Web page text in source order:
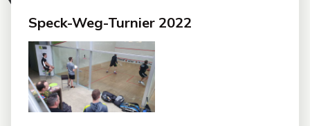
Speck-Weg-Turnier 2022